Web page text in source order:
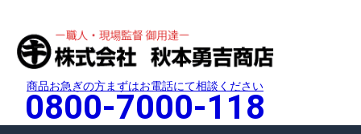
商品お急ぎの方まずはお電話にて相談ください
0800-7000-118